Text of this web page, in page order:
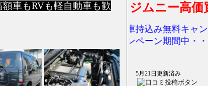
車もRVも軽自動車も歓
ジムニー高価
解体車持込み無料キャンペ
キャンペーン期間中・・・
5月21日更新済み